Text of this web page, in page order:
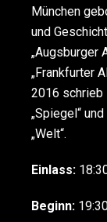
München
und
„Augsburger
„Frankfurter
2016 schrieb
„Spiegel“
„Welt“.
Einlass:
Beginn: